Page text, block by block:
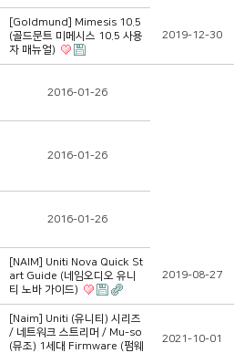
[Goldmund] Mimesis 10.5
(골드문트 미메시스 10.5 사용
자 매뉴얼)
2019-12-30
2016-01-26
2016-01-26
2016-01-26
[NAIM] Uniti Nova Quick St
art Guide (네임오디오 유니
티 노바 가이드)
2019-08-27
[Naim] Uniti (유니티) 시리즈
/ 네트워크 스트리머 / Mu-so
(뮤조) 1세대 Firmware (펌웨
2021-10-01